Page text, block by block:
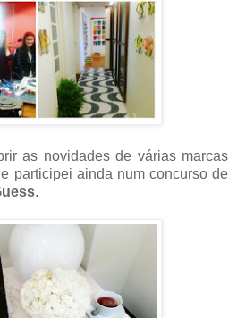
as novidades de várias marcas
participei ainda num concurso de
.